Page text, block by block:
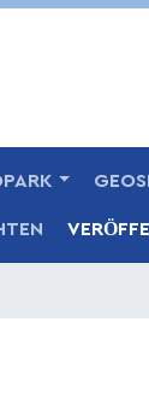
Skip